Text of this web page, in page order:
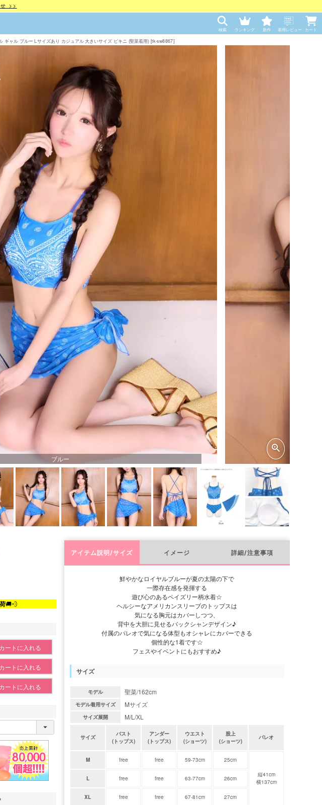
>>
検索 ランキング 新作 着用レビュー カート
ャル ブルー Lサイズあり カジュアル 大きいサイズ ビキニ (聖菜着用) [tk-sw8867]
ブルー
🚚💨
カートに入れる
カートに入れる
カートに入れる
アイテム説明/サイズ イメージ 詳細/注意事項
鮮やかなロイヤルブルーが夏の太陽の下で
一際存在感を発揮する
遊び心のあるペイズリー柄水着☆
ヘルシーなアメリカンスリーブのトップスは
気になる胸元はカバーしつつ、
背中を大胆に見せるバックシャンデザイン♪
付属のパレオで気になる体型もオシャレにカバーできる
個性的な1着です☆
フェスやイベントにもおすすめ♪
サイズ
モデル 聖菜/162cm
モデル着用サイズ Mサイズ
サイズ展開 M/L/XL
サイズ
バスト
(トップス)
アンダー
(トップス)
ウエスト
(ショーツ)
股上
(ショーツ)
パレオ
M free free 59-73cm 25cm
縦41cm
横137cm
L free free 63-77cm 26cm
XL free free 67-81cm 27cm